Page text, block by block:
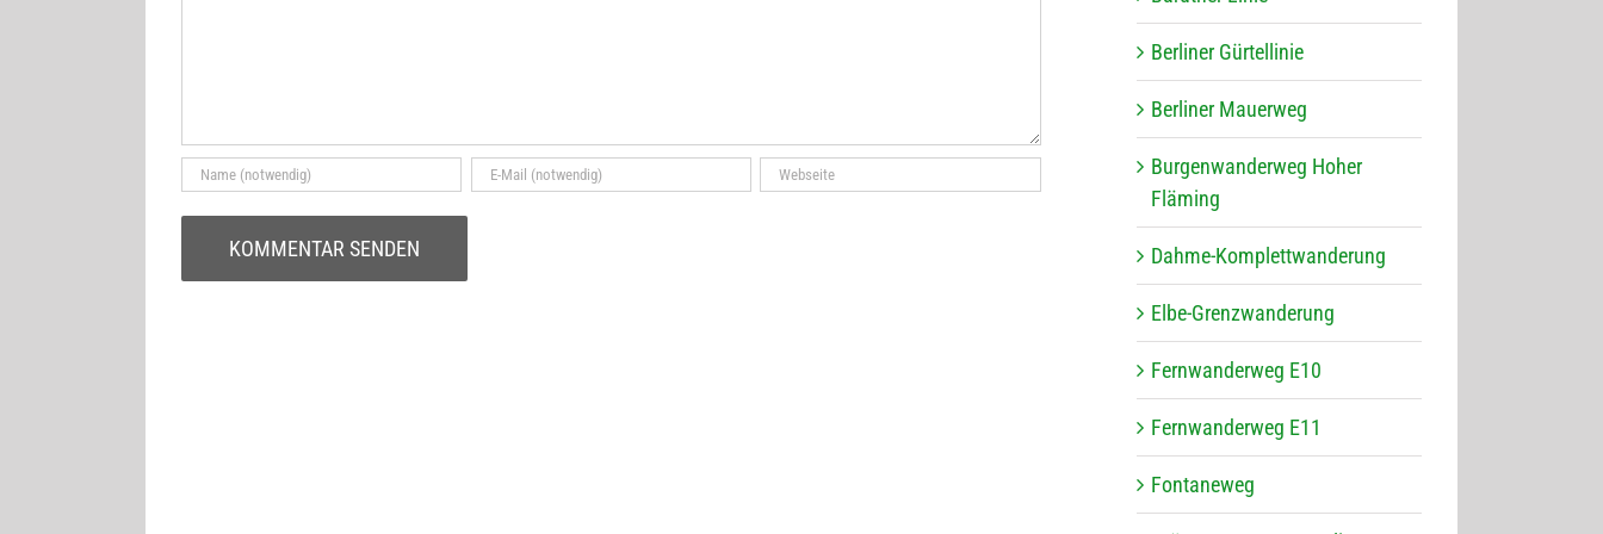
Ber­li­ner Gürtellinie
Ber­li­ner Mauerweg
Bur­gen­wan­der­weg Hoher
Fläming
Dahme-Kom­plett­wan­de­rung
Elbe-Grenz­wan­de­rung
Fern­wan­der­weg E10
Fern­wan­der­weg E11
Fon­ta­ne­weg